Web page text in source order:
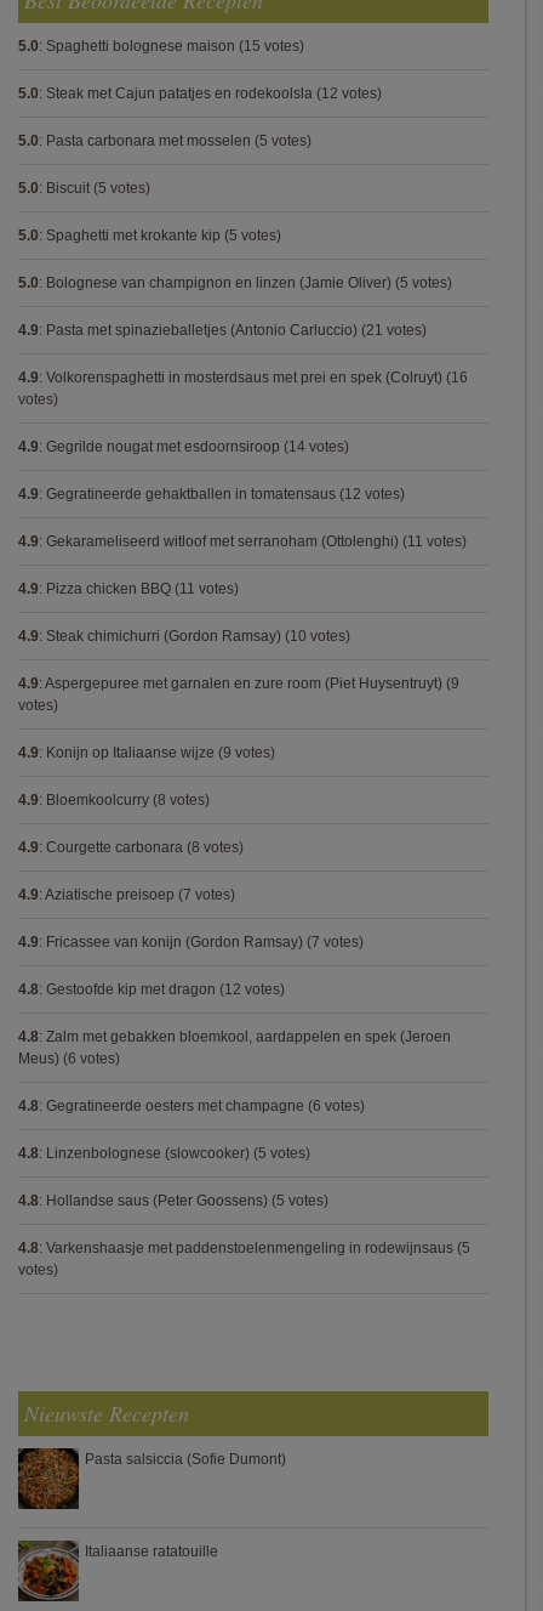
5.0: Spaghetti bolognese maison (15 votes)
5.0: Steak met Cajun patatjes en rodekoolsla (12 votes)
5.0: Pasta carbonara met mosselen (5 votes)
5.0: Biscuit (5 votes)
5.0: Spaghetti met krokante kip (5 votes)
5.0: Bolognese van champignon en linzen (Jamie Oliver) (5 votes)
4.9: Pasta met spinazieballetjes (Antonio Carluccio) (21 votes)
4.9: Volkorenspaghetti in mosterdsaus met prei en spek (Colruyt) (16
votes)
4.9: Gegrilde nougat met esdoornsiroop (14 votes)
4.9: Gegratineerde gehaktballen in tomatensaus (12 votes)
4.9: Gekarameliseerd witloof met serranoham (Ottolenghi) (11 votes)
4.9: Pizza chicken BBQ (11 votes)
4.9: Steak chimichurri (Gordon Ramsay) (10 votes)
4.9: Aspergepuree met garnalen en zure room (Piet Huysentruyt) (9
votes)
4.9: Konijn op Italiaanse wijze (9 votes)
4.9: Bloemkoolcurry (8 votes)
4.9: Courgette carbonara (8 votes)
4.9: Aziatische preisoep (7 votes)
4.9: Fricassee van konijn (Gordon Ramsay) (7 votes)
4.8: Gestoofde kip met dragon (12 votes)
4.8: Zalm met gebakken bloemkool, aardappelen en spek (Jeroen
Meus) (6 votes)
4.8: Gegratineerde oesters met champagne (6 votes)
4.8: Linzenbolognese (slowcooker) (5 votes)
4.8: Hollandse saus (Peter Goossens) (5 votes)
4.8: Varkenshaasje met paddenstoelenmengeling in rodewijnsaus (5
votes)
Nieuwste Recepten
Pasta salsiccia (Sofie Dumont)
Italiaanse ratatouille